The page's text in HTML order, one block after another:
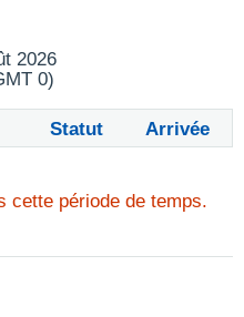
2026
0)
Statut Arrivée
cette période de temps.